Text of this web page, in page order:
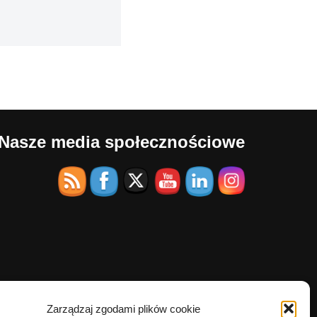
Zarządzaj zgodami plików cookie
media społecznościowe